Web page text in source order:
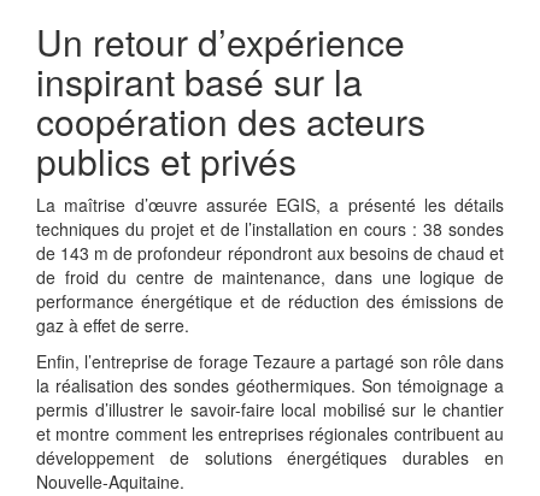
Un retour d’expérience
inspirant basé sur la
coopération des acteurs
publics et privés
La maîtrise d’œuvre assurée EGIS, a présenté les détails
techniques du projet et de l’installation en cours : 38 sondes
de 143 m de profondeur répondront aux besoins de chaud et
de froid du centre de maintenance, dans une logique de
performance énergétique et de réduction des émissions de
gaz à effet de serre.
Enfin, l’entreprise de forage Tezaure a partagé son rôle dans
la réalisation des sondes géothermiques. Son témoignage a
permis d’illustrer le savoir-faire local mobilisé sur le chantier
et montre comment les entreprises régionales contribuent au
développement de solutions énergétiques durables en
Nouvelle-Aquitaine.